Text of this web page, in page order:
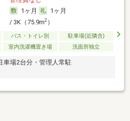
1ヶ月
1ヶ月
/ 3K（75.9m2）
バス・トイレ別
駐車場(近隣含)
室内洗濯機置き場 洗面所独立
車場2台分・管理人常駐